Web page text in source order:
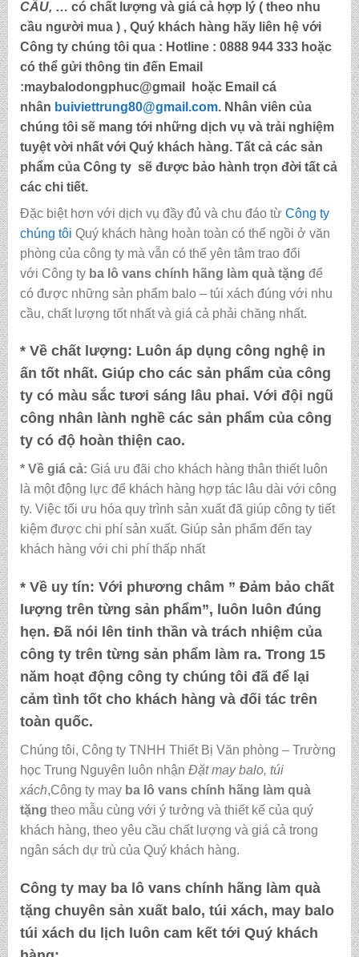
CẦU, … có chất lượng và giá cả hợp lý ( theo nhu
cầu người mua ) , Quý khách hàng hãy liên hệ với
Công ty chúng tôi qua : Hotline : 0888 944 333hoặc
có thể gửi thông tin đến Email
:maybalodongphuc@gmail
hoặc Email cá
nhân buiviettrung80@gmail.com. Nhân viên của
chúng tôi sẽ mang tới những dịch vụ và trải nghiệm
tuyệt vời nhất với Quý khách hàng. Tất cả các sản
phẩm của Công ty sẽ được bảo hành trọn đời tất cả
các chi tiết.
Đặc biệt hơn với dịch vụ đầy đủ và chu đáo từ Công ty
chúng tôi Quý khách hàng hoàn toàn có thể ngồi ở văn
phòng của công ty mà vẫn có thể yên tâm trao đổi
với Công ty ba lô vans chính hãng làm quà tặng để
có được những sản phẩm balo – túi xách đúng với nhu
cầu, chất lượng tốt nhất và giá cả phải chăng nhất.
* Về chất lượng: Luôn áp dụng công nghệ in
ấn tốt nhất. Giúp cho các sản phẩm của công
ty có màu sắc tươi sáng lâu phai. Với đội ngũ
công nhân lành nghề các sản phẩm của công
ty có độ hoàn thiện cao.
* Về giá cả: Giá ưu đãi cho khách hàng thân thiết luôn
là một động lực để khách hàng hợp tác lâu dài với công
ty. Việc tối ưu hóa quy trình sản xuất đã giúp công ty tiết
kiệm được chi phí sản xuất. Giúp sản phẩm đến tay
khách hàng với chi phí thấp nhất
* Về uy tín: Với phương châm ” Đảm bảo chất
lượng trên từng sản phẩm”, luôn luôn đúng
hẹn. Đã nói lên tinh thần và trách nhiệm của
công ty trên từng sản phẩm làm ra. Trong 15
năm hoạt động công ty chúng tôi đã để lại
cảm tình tốt cho khách hàng và đối tác trên
toàn quốc.
Chúng tôi, Công ty TNHH Thiết Bị Văn phòng – Trường
học Trung Nguyên luôn nhận Đặt may balo, túi
xách,Công ty may ba lô vans chính hãng làm quà
tặng theo mẫu cùng với ý tưởng và thiết kế của quý
khách hàng, theo yêu cầu chất lượng và giá cả trong
ngân sách dự trù của Quý khách hàng.
Công ty may ba lô vans chính hãng làm quà
tặng chuyên sản xuất balo, túi xách, may balo
túi xách du lịch luôn cam kết tới Quý khách